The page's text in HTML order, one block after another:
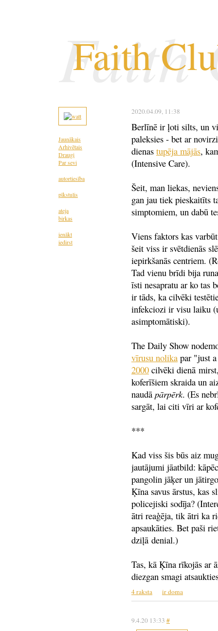
Faith
Faith
Jaunākais
Arhivētais
Draugi
Par sevi
autortiesība
pīkstulis
ateja
birkas
ienākt
iedirst
2020.04.09, 11:38
Berlīnē ir ļoti silts, un
paleksies - bet ar
dienas tupēja mājās,
(Intensive Care).
Šeit, man liekas,
gan jau tiek pieskaitīts
simptomiem, un dabū
Viens faktors kas
šeit viss ir svētdienās
iepirkšanās centriem.
Tad vienu brīdi bija
īsti nesapratu ar ko tas
ir tāds, ka cilvēki
infekciozi ir visu laiku
asimptomātiski).
The Daily Show
vīrusu nolika par "just
2000 cilvēki dienā
koferīšiem skraida un
naudā pārpērk. (Es
sargāt, lai citi vīri ar
***
Kad viss šis būs aiz
jautājumi jāatbild:
pangolin jāķer un
Ķīna savus ārstus, kas
policejiski sodīja?
ātri reaģēja, tik ātri ka
apsaukāties. Bet paši
dziļā denial.)
Tas, kā Ķīna rīkojās ar
diezgan smagi
4 raksta ir doma
9.4.20 13:33 #